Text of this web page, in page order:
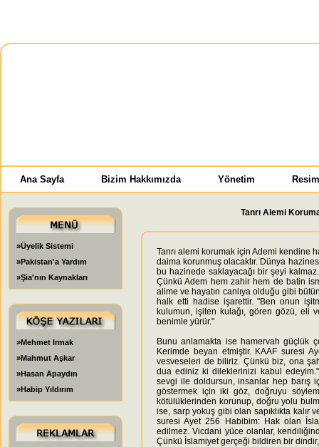
Ana Sayfa Bizim Hakkımızda Yönetim
»Üyelik Sistemi
»Pakistan'a Yardım
»Şia'nın Kaynakları
»Mehmet Irmak
»Mahmut Aşkar
»Hasan Apaydın
»Habip Yıldırım
Tanrı Alemi
Tanrı alemi korumak için Ademi kendine
daima korunmuş olacaktır. Dünya
bu hazinede saklayacağı bir şeyi
Çünkü Adem hem zahir hem de batin
alime ve hayatın canlıya olduğu gibi
halk etti hadise işarettir. "Ben onun
kulumun, işiten kulağı, gören gözü, eli
benimle yürür."
Bunu anlamakta ise hamervah güçlük
Kerimde beyan etmiştir. KAAF suresi
vesveseleri de biliriz. Çünkü biz, ona şah
dua ediniz ki dileklerinizi kabul
sevgi ile doldursun, insanlar hep barış
göstermek için iki göz, doğruyu
kötülüklerinden korunup, doğru yolu
ise, sarp yokuş gibi olan sapıklıkta kalır
suresi Ayet 256 Habibim: Hak olan
edilmez. Vicdani yüce olanlar,
Çünkü İslamiyet gerçeği bildiren bir